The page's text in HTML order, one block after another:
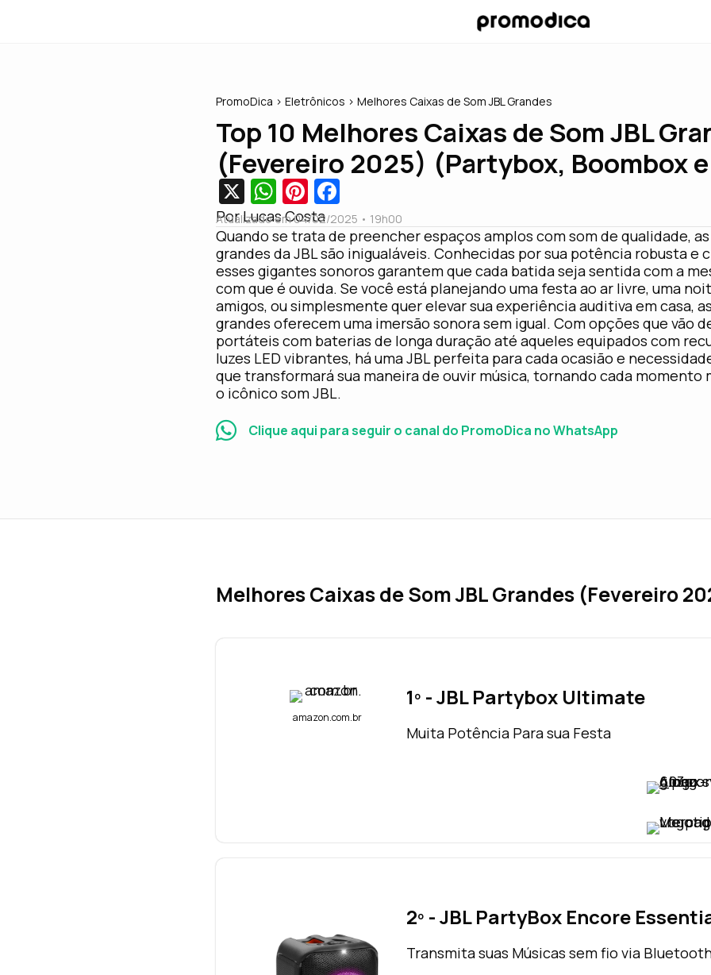
PromoDica > Eletrônicos > Melhores Caixas de Som JBL Grandes
Top 10 Melhores Caixas de Som JBL
(Fevereiro 2025) (Partybox, Boombox
X W
h
at
s
A
p
p
Pi
nt
er
e
st
c
e
b
o
o
k
Por Lucas Costa
Atualizado em 04/02/2025 • 19h00
Quando se trata de preencher espaços amplos com som de qualidade,
grandes da JBL são inigualáveis. Conhecidas por sua potência robusta e
esses gigantes sonoros garantem que cada batida seja sentida com a
com que é ouvida. Se você está planejando uma festa ao ar livre, uma
amigos, ou simplesmente quer elevar sua experiência auditiva em casa,
grandes oferecem uma imersão sonora sem igual. Com opções que vão
portáteis com baterias de longa duração até aqueles equipados com
luzes LED vibrantes, há uma JBL perfeita para cada ocasião e
que transformará sua maneira de ouvir música, tornando cada momento
o icônico som JBL.
Clique aqui para seguir o canal do PromoDica no WhatsApp
Melhores Caixas de Som JBL Grandes (Fevereiro
amazon.com.br
1º - JBL Partybox Ultimate
Muita Potência Para sua Festa
2º - JBL PartyBox Encore
Transmita suas Músicas sem fio via